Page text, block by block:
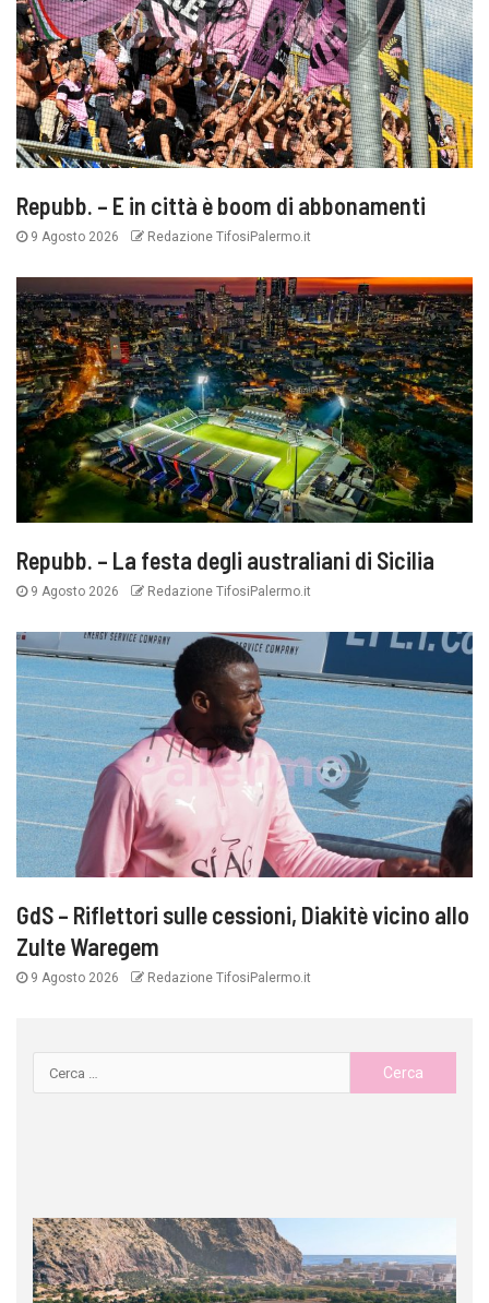
Repubb. – E in città è boom di abbonamenti
9 Agosto 2026 Redazione TifosiPalermo.it
Repubb. – La festa degli australiani di Sicilia
9 Agosto 2026 Redazione TifosiPalermo.it
GdS – Riflettori sulle cessioni, Diakitè vicino allo
Zulte Waregem
9 Agosto 2026 Redazione TifosiPalermo.it